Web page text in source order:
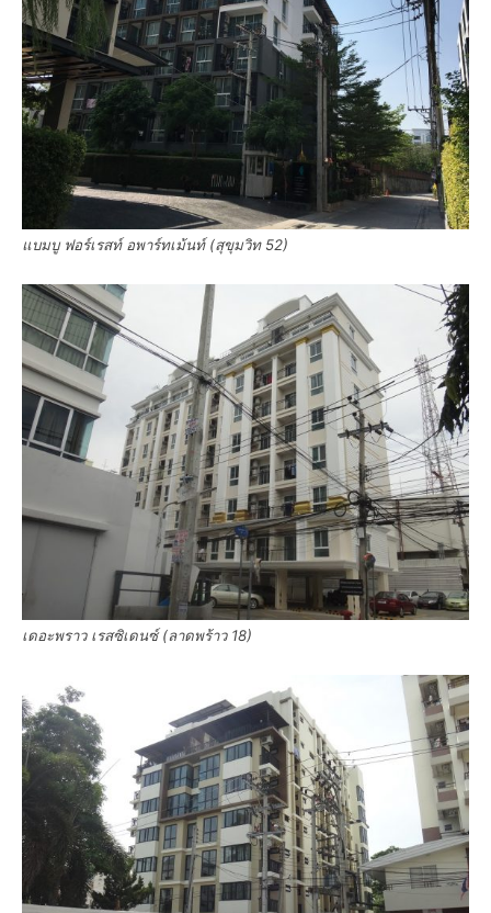
แบมบู ฟอร์เรสท์ อพาร์ทเม้นท์ (สุขุมวิท 52)
เดอะพราว เรสซิเดนซ์ (ลาดพร้าว 18)